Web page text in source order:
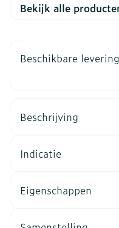
Bekijk alle
Beschikbare
Beschrijving
Indicatie
Eigenschappen